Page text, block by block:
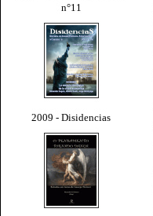
n°11
2009 - Disidencias